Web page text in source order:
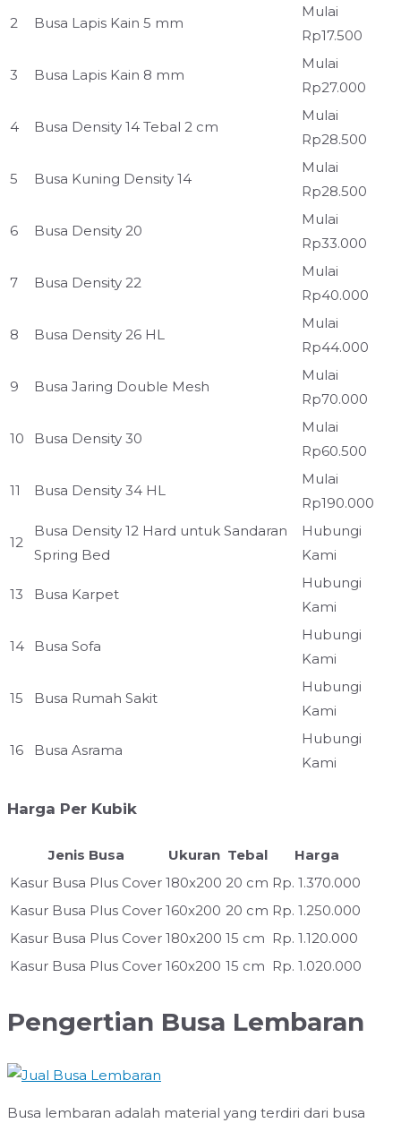
2 Busa Lapis Kain 5 mm
Mulai
Rp17.500
3 Busa Lapis Kain 8 mm
Mulai
Rp27.000
4 Busa Density 14 Tebal 2 cm
Mulai
Rp28.500
5 Busa Kuning Density 14
Mulai
Rp28.500
6 Busa Density 20
Mulai
Rp33.000
7 Busa Density 22
Mulai
Rp40.000
8 Busa Density 26 HL
Mulai
Rp44.000
9 Busa Jaring Double Mesh
Mulai
Rp70.000
10 Busa Density 30
Mulai
Rp60.500
11 Busa Density 34 HL
Mulai
Rp190.000
12
Busa Density 12 Hard untuk Sandaran
Spring Bed
Hubungi
Kami
13 Busa Karpet
Hubungi
Kami
14 Busa Sofa
Hubungi
Kami
15 Busa Rumah Sakit
Hubungi
Kami
16 Busa Asrama
Hubungi
Kami
Harga Per Kubik
Jenis Busa Ukuran Tebal
Harga
Kasur Busa Plus Cover 180x200 20 cm Rp. 1.370.000
Kasur Busa Plus Cover 160x200 20 cm Rp. 1.250.000
Kasur Busa Plus Cover 180x200 15 cm Rp. 1.120.000
Kasur Busa Plus Cover 160x200 15 cm Rp. 1.020.000
Pengertian Busa Lembaran
Busa lembaran adalah material yang terdiri dari busa